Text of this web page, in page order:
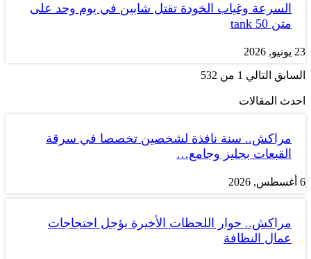
السرعة وغياب الخودة تقتل شابين في يوم وحد على
متن tank 50
23 يونيو, 2026
السابق التالي 1 من 532
احدث المقالات
مراكش.. سنة نافذة لشخصين تخصصا في سرقة
القبعات بجليز وجامع…
6 أغسطس, 2026
مراكش.. حوار اللحظات الأخيرة يؤجل احتجاجات
عمال النظافة